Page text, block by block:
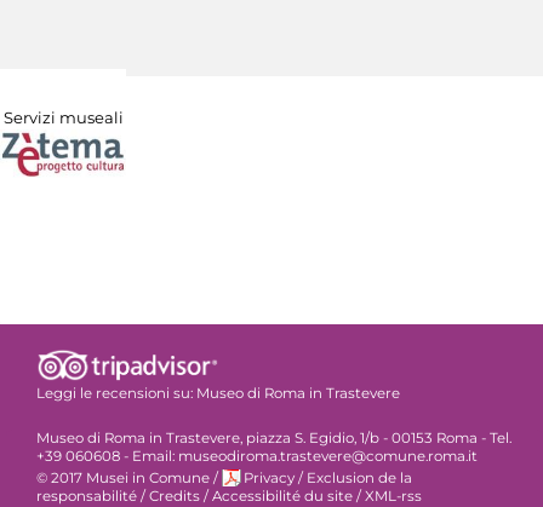
Servizi museali
Leggi le recensioni su: Museo di Roma in Trastevere
Museo di Roma in Trastevere, piazza S. Egidio, 1/b - 00153 Roma - Tel.
+39 060608 - Email: museodiroma.trastevere@comune.roma.it
© 2017 Musei in Comune / Privacy / Exclusion de la
responsabilité / Credits / Accessibilité du site / XML-rss